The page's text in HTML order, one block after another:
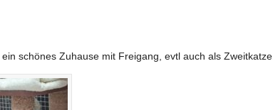
schönes Zuhause mit Freigang, evtl auch als Zweitkatze.